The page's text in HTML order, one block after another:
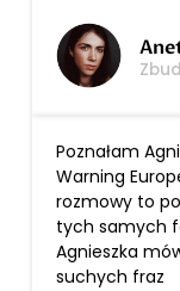
Poznałam
Warning
rozmowy to
tych samych
Agnieszka
suchych fraz